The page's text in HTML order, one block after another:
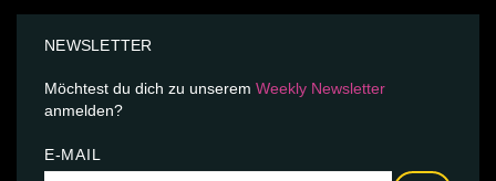
NEWSLETTER
Möchtest du dich zu unserem Weekly Newsletter
anmelden?
E-MAIL